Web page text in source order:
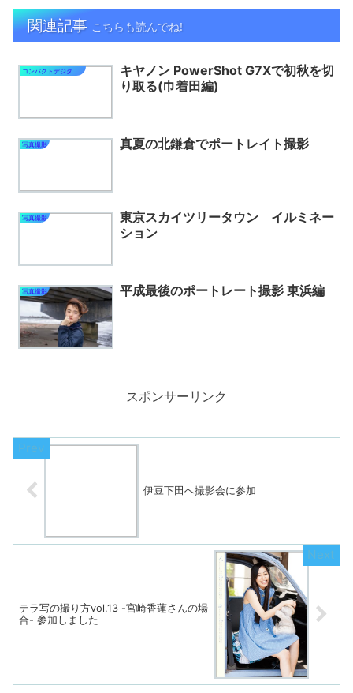
関連記事 こちらも読んでね!
キヤノン PowerShot G7Xで初秋を切
り取る(巾着田編)
写真撮影 真夏の北鎌倉でポートレイト撮影
写真撮影
東京スカイツリータウン イルミネー
ション
写真撮影 平成最後のポートレート撮影 東浜編
スポンサーリンク
伊豆下田へ撮影会に参加
テラ写の撮り方vol.13 -宮崎香蓮さんの場
合- 参加しました